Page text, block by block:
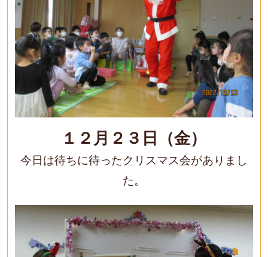
１２月２３日（金）
今日は待ちに待ったクリスマス会がありまし
た。